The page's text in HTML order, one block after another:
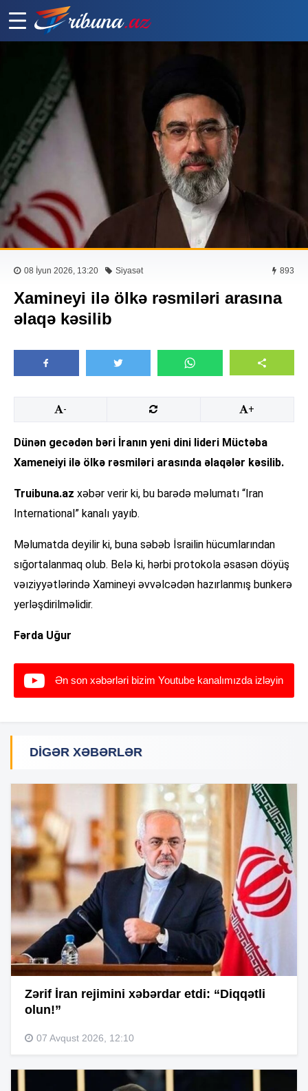
08 İyun 2026, 13:20 Siyasət 893
Xamineyi ilə ölkə rəsmiləri arasına
əlaqə kəsilib
- +
Dünən gecədən bəri İranın yeni dini lideri Müctəba
Xameneiyi ilə ölkə rəsmiləri arasında əlaqələr kəsilib.
Truibuna.az xəbər verir ki, bu barədə məlumatı “Iran
International” kanalı yayıb.
Məlumatda deyilir ki, buna səbəb İsrailin hücumlarından
sığortalanmaq olub. Belə ki, hərbi protokola əsasən döyüş
vəıziyyətlərində Xamineyi əvvəlcədən hazırlanmış bunkerə
yerləşdirilməlidir.
Fərda Uğur
Ən son xəbərləri bizim Youtube kanalımızda izləyin
DIGƏR XƏBƏRLƏR
Zərif İran rejimini xəbərdar etdi: “Diqqətli
olun!”
07 Avqust 2026, 12:10